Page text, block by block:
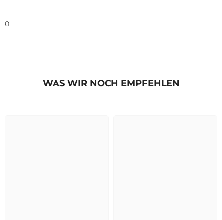
0
WAS WIR NOCH EMPFEHLEN